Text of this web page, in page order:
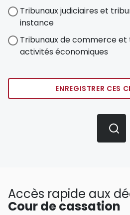
Tribunaux judiciaires et
instance
Tribunaux de commerce et
activités économiques
ENREGISTRER CES
Accès rapide aux
Cour de cassation